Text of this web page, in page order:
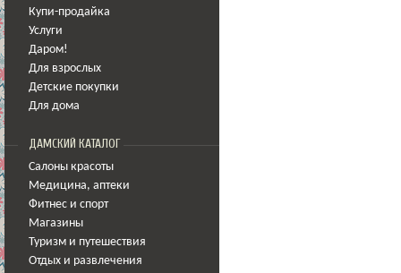
Купи-продайка
Услуги
Даром!
Для взрослых
Детские покупки
Для дома
ДАМСКИЙ КАТАЛОГ
Салоны красоты
Медицина, аптеки
Фитнес и спорт
Магазины
Туризм и путешествия
Отдых и развлечения